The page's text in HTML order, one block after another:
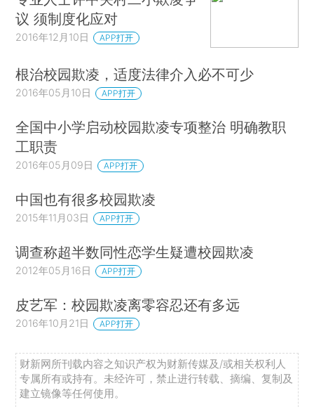
议 须制度化应对
2016年12月10日 APP打开
根治校园欺凌，适度法律介入必不可少
2016年05月10日 APP打开
全国中小学启动校园欺凌专项整治 明确教职
工职责
2016年05月09日 APP打开
中国也有很多校园欺凌
2015年11月03日 APP打开
调查称超半数同性恋学生疑遭校园欺凌
2012年05月16日 APP打开
皮艺军：校园欺凌离零容忍还有多远
2016年10月21日 APP打开
财新网所刊载内容之知识产权为财新传媒及/或相关权利人
专属所有或持有。未经许可，禁止进行转载、摘编、复制及
建立镜像等任何使用。